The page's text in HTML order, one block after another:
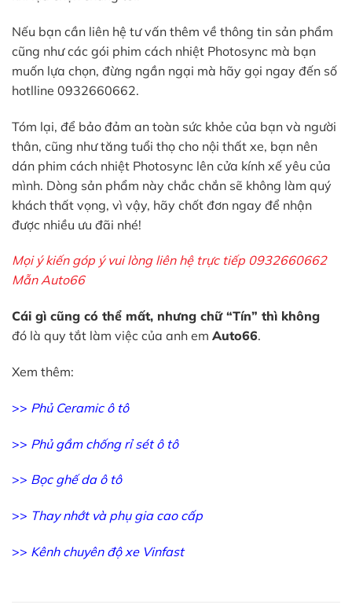
Nếu bạn cần liên hệ tư vấn thêm về thông tin sản phẩm
cũng như các gói phim cách nhiệt Photosync mà bạn
muốn lựa chọn, đừng ngần ngại mà hãy gọi ngay đến số
hotlline 0932660662.
Tóm lại, để bảo đảm an toàn sức khỏe của bạn và người
thân, cũng như tăng tuổi thọ cho nội thất xe, bạn nên
dán phim cách nhiệt Photosync lên cửa kính xế yêu của
mình. Dòng sản phẩm này chắc chắn sẽ không làm quý
khách thất vọng, vì vậy, hãy chốt đơn ngay để nhận
được nhiều ưu đãi nhé!
Mọi ý kiến góp ý vui lòng liên hệ trực tiếp 0932660662
Mẫn Auto66
Cái gì cũng có thể mất, nhưng chữ “Tín” thì không
đó là quy tắt làm việc của anh em Auto66.
Xem thêm:
>> Phủ Ceramic ô tô
>> Phủ gầm chống rỉ sét ô tô
>> Bọc ghế da ô tô
>> Thay nhớt và phụ gia cao cấp
>> Kênh chuyên độ xe Vinfast